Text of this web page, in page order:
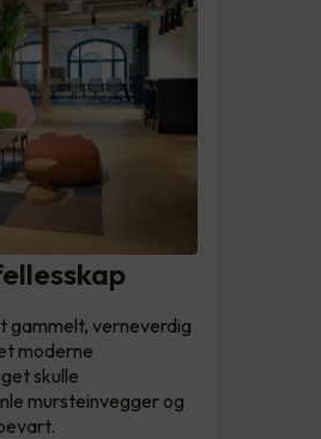
gammelt, verneverdig
moderne
skulle
mursteinvegger og